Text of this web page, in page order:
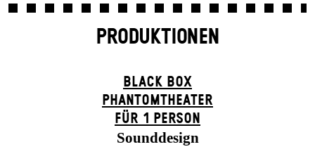
PRODUKTIONEN
BLACK BOX
PHANTOM­THEATER
FÜR 1 PERSON
Sounddesign